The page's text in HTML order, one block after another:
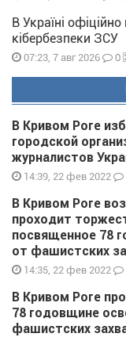
В Україні
кібербезпеки ЗСУ
07:23, 7 авг 2026 0
В Кривом Роге
городской
журналистов
14:39, 22 фев 2022
В Кривом Роге
проходит
посвященное 78
от фашистских
14:35, 22 фев 2022
В Кривом Роге
78 годовщине
фашистских